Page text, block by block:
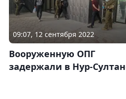
09:07, 12 сентября 2022
Вооруженную ОПГ
задержали в Нур-